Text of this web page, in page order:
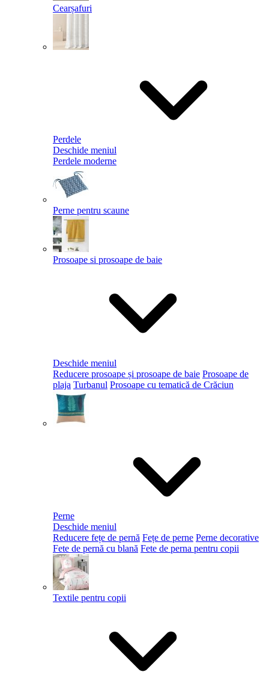
Cearșafuri
Perdele
Deschide meniul
Perdele moderne
Perne pentru scaune
Prosoape si prosoape de baie
Deschide meniul
Reducere prosoape și prosoape de baie Prosoape de
plaja Turbanul Prosoape cu tematică de Crăciun
Perne
Deschide meniul
Reducere fețe de pernă Fețe de perne Perne decorative
Fete de pernă cu blană Fete de perna pentru copii
Textile pentru copii